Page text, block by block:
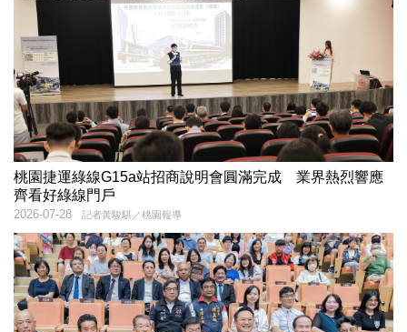
桃園捷運綠線G15a站招商說明會圓滿完成 業界熱烈響應
齊看好綠線門戶
記者黃駿騏／桃園報導
2026-07-28